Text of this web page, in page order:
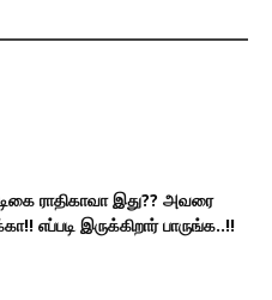
ராதிகாவா இது?? அவரை
எப்படி இருக்கிறார் பாருங்க..!!